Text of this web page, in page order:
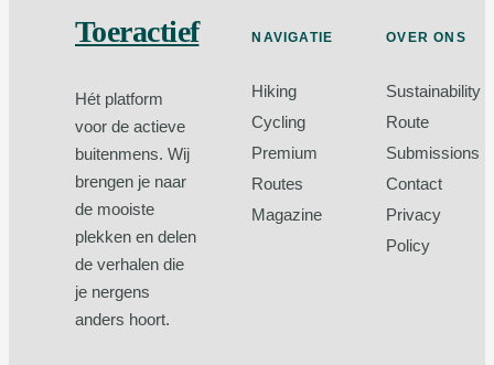
Toeractief
Hét platform
voor de actieve
buitenmens. Wij
brengen je naar
de mooiste
plekken en delen
de verhalen die
je nergens
anders hoort.
NAVIGATIE
Hiking
Cycling
Premium
Routes
Magazine
OVER ONS
Sustainability
Route
Submissions
Contact
Privacy
Policy